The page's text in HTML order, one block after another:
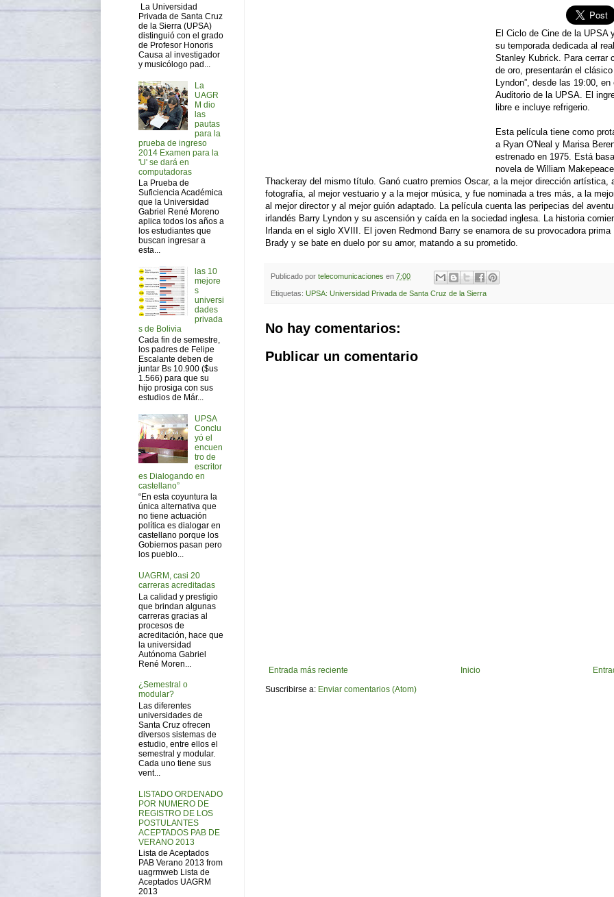
El Ciclo de Cine de la UPSA
su temporada dedicada al
Stanley Kubrick. Para cerrar
de oro, presentarán el clásico
Lyndon”, desde las 19:00, en
Auditorio de la UPSA. El
libre e incluye refrigerio.
Esta película tiene como
a Ryan O'Neal y Marisa
estrenado en 1975. Está
novela de William Makepeace
Thackeray del mismo título. Ganó cuatro premios Oscar, a la mejor dirección artística,
fotografía, al mejor vestuario y a la mejor música, y fue nominada a tres más, a la
al mejor director y al mejor guión adaptado. La película cuenta las peripecias del
irlandés Barry Lyndon y su ascensión y caída en la sociedad inglesa. La historia
Irlanda en el siglo XVIII. El joven Redmond Barry se enamora de su provocadora prima
Brady y se bate en duelo por su amor, matando a su prometido.
Publicado por telecomunicaciones en 7:00
Etiquetas: UPSA: Universidad Privada de Santa Cruz de la Sierra
No hay comentarios:
Publicar un comentario
Entrada más reciente
Inicio
Suscribirse a: Enviar comentarios (Atom)
La Universidad
Privada de Santa Cruz
de la Sierra (UPSA)
distinguió con el grado
de Profesor Honoris
Causa al investigador
y musicólogo pad...
La
UAGR
M dio
las
pautas
para la
prueba de ingreso
2014 Examen para la
'U' se dará en
computadoras
La Prueba de
Suficiencia Académica
que la Universidad
Gabriel René Moreno
aplica todos los años a
los estudiantes que
buscan ingresar a
esta...
las 10
mejore
s
universi
dades
privada
s de Bolivia
Cada fin de semestre,
los padres de Felipe
Escalante deben de
juntar Bs 10.900 ($us
1.566) para que su
hijo prosiga con sus
estudios de Már...
UPSA
Conclu
yó el
encuen
tro de
escritor
es Dialogando en
castellano”
“En esta coyuntura la
única alternativa que
no tiene actuación
política es dialogar en
castellano porque los
Gobiernos pasan pero
los pueblo...
UAGRM, casi 20
carreras acreditadas
La calidad y prestigio
que brindan algunas
carreras gracias al
procesos de
acreditación, hace que
la universidad
Autónoma Gabriel
René Moren...
¿Semestral o
modular?
Las diferentes
universidades de
Santa Cruz ofrecen
diversos sistemas de
estudio, entre ellos el
semestral y modular.
Cada uno tiene sus
vent...
LISTADO ORDENADO
POR NUMERO DE
REGISTRO DE LOS
POSTULANTES
ACEPTADOS PAB DE
VERANO 2013
Lista de Aceptados
PAB Verano 2013 from
uagrmweb Lista de
Aceptados UAGRM
2013